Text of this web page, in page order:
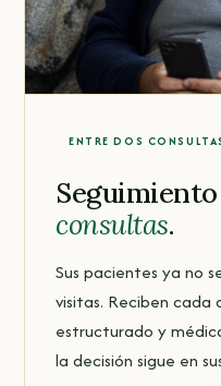
ENTRE DOS
Seguimiento
consultas.
Sus pacientes ya no
visitas. Reciben
estructurado y
la decisión sigue en